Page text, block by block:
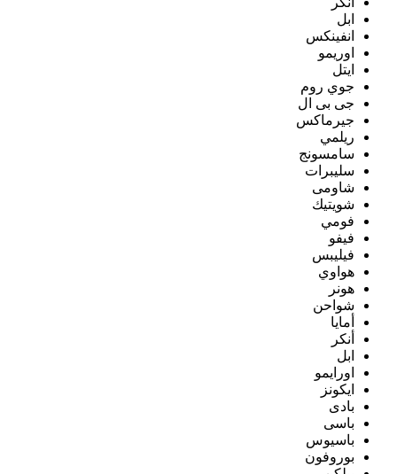
ابل
انفينكس
اوريمو
ايتل
جوي روم
جى بى ال
جيرماكس
ريلمي
سامسونج
سليبرات
شاومى
شويتيك
فومي
فيفو
فيليبس
هواوي
هونر
شواحن
أمايا
أنكر
ابل
اورايمو
ايكونز
بادى
باسى
باسيوس
بوروفون